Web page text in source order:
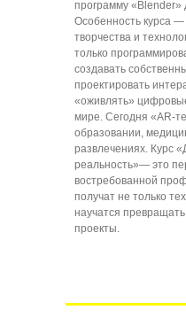
программу
Особенность курса
творчества и
только
создавать
проектировать
«оживлять»
мире. Сегодня «AR-
образовании,
развлечениях. Курс
реальность»— это
востребованной
получат не только
научатся
проекты.